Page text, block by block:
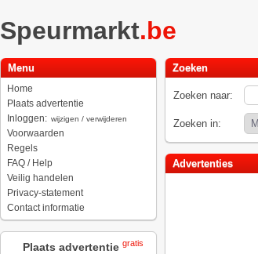
Speurmarkt.be
Menu
Home
Plaats advertentie
Inloggen: wijzigen / verwijderen
Voorwaarden
Regels
FAQ / Help
Veilig handelen
Privacy-statement
Contact informatie
Plaats advertentie gratis
Zoeken
Zoeken naar:
Zoeken in:
Advertenties